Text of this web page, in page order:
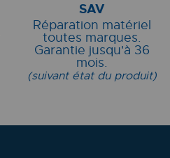
SAV
Réparation matériel
toutes marques.
Garantie jusqu'à 36
mois.
(suivant état du produit)